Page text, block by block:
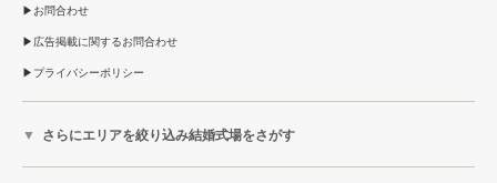
お問合わせ
広告掲載に関するお問合わせ
プライバシーポリシー
さらにエリアを絞り込み結婚式場をさがす